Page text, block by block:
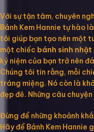
Với sự tận tâm, chuyên
Bánh Kem Hannie tự hào
tôi giúp bạn tạo nên một
một chiếc bánh sinh nhật
kỷ niệm của bạn trở nên
Chúng tôi tin rằng, mỗi
tráng miệng. Nó còn là
đẹp đẽ. Những câu
Đừng để những khoảnh
Hãy để Bánh Kem